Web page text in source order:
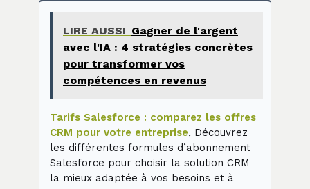
LIRE AUSSI Gagner de l'argent
avec l'IA : 4 stratégies concrètes
pour transformer vos
compétences en revenus
Tarifs Salesforce : comparez les offres
CRM pour votre entreprise, Découvrez
les différentes formules d’abonnement
Salesforce pour choisir la solution CRM
la mieux adaptée à vos besoins et à